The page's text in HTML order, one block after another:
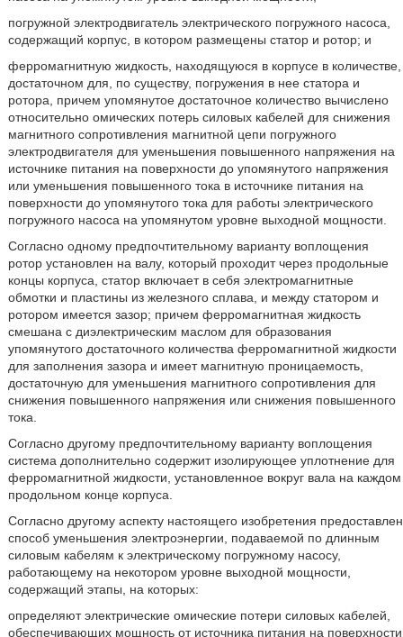
погружной электродвигатель электрического погружного насоса,
содержащий корпус, в котором размещены статор и ротор; и
ферромагнитную жидкость, находящуюся в корпусе в количестве,
достаточном для, по существу, погружения в нее статора и
ротора, причем упомянутое достаточное количество вычислено
относительно омических потерь силовых кабелей для снижения
магнитного сопротивления магнитной цепи погружного
электродвигателя для уменьшения повышенного напряжения на
источнике питания на поверхности до упомянутого напряжения
или уменьшения повышенного тока в источнике питания на
поверхности до упомянутого тока для работы электрического
погружного насоса на упомянутом уровне выходной мощности.
Согласно одному предпочтительному варианту воплощения
ротор установлен на валу, который проходит через продольные
концы корпуса, статор включает в себя электромагнитные
обмотки и пластины из железного сплава, и между статором и
ротором имеется зазор; причем ферромагнитная жидкость
смешана с диэлектрическим маслом для образования
упомянутого достаточного количества ферромагнитной жидкости
для заполнения зазора и имеет магнитную проницаемость,
достаточную для уменьшения магнитного сопротивления для
снижения повышенного напряжения или снижения повышенного
тока.
Согласно другому предпочтительному варианту воплощения
система дополнительно содержит изолирующее уплотнение для
ферромагнитной жидкости, установленное вокруг вала на каждом
продольном конце корпуса.
Согласно другому аспекту настоящего изобретения предоставлен
способ уменьшения электроэнергии, подаваемой по длинным
силовым кабелям к электрическому погружному насосу,
работающему на некотором уровне выходной мощности,
содержащий этапы, на которых:
определяют электрические омические потери силовых кабелей,
обеспечивающих мощность от источника питания на поверхности